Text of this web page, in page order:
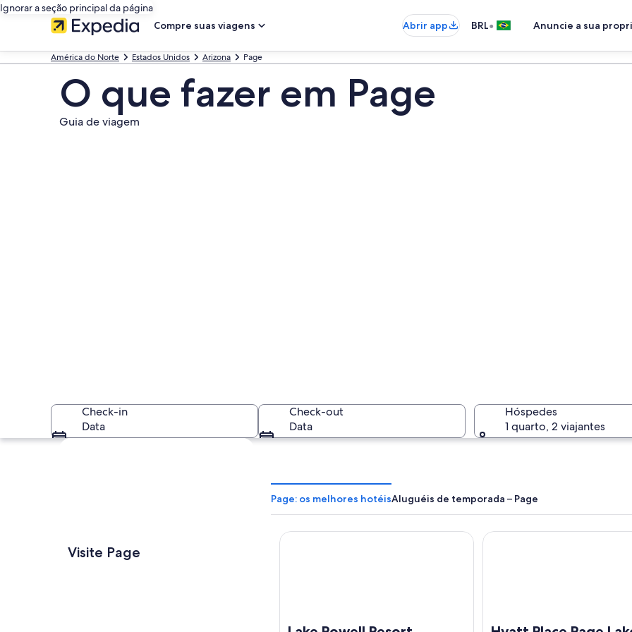
Ignorar a seção principal da página
Compre suas viagens
Abrir app BRL• Anuncie a sua
América do Norte Estados Unidos Arizona Page
O que fazer em Page
Guia de viagem
Um campo de futebol com balizas, árvores e uma estrada.
Check-in
Data
Check-out
Data
Hóspedes
1 quarto, 2 viajantes
Explorar mapa
Visite Page
Page: os melhores hotéisAluguéis de temporada – Page
Lake Powell Resort Hyatt Place Page Lake Powell